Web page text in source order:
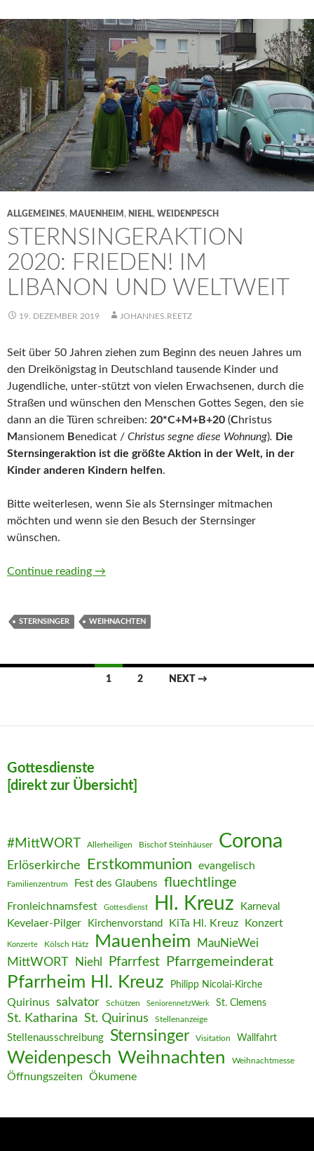
ALLGEMEINES, MAUENHEIM , NIEHL, WEIDENPESCH
STERNSINGERAKTION
2020: FRIEDEN! IM
LIBANON UND WELTWEIT
19. DEZEMBER 2019 JOHANNES.REETZ
Seit über 50 Jahren ziehen zum Beginn des neuen Jahres um
den Dreikönigstag in Deutschland tausende Kinder und
Jugendliche, unter-stützt von vielen Erwachsenen, durch die
Straßen und wünschen den Menschen Gottes Segen, den sie
dann an die Türen schreiben: 20*C+M+B+20 (Christus
Mansionem Benedicat / Christus segne diese Wohnung). Die
Sternsingeraktion ist die größte Aktion in der Welt, in der
Kinder anderen Kindern helfen.
Bitte weiterlesen, wenn Sie als Sternsinger mitmachen
möchten und wenn sie den Besuch der Sternsinger
wünschen.
Continue reading Sternsingeraktion 2020: Frieden! Im
→
STERNSINGER WEIHNACHTEN
1 2 NEXT →
Gottesdienste
[direkt zur Übersicht]
#MittWORT Allerheiligen Bischof Steinhäuser Corona
Erlöserkirche Erstkommunion evangelisch
Familienzentrum Fest des Glaubens fluechtlinge
Fronleichnamsfest Gottesdienst Hl. Kreuz Karneval
Kevelaer-Pilger Kirchenvorstand KiTa Hl. Kreuz Konzert
Konzerte Kölsch Hätz Mauenheim MauNieWei
MittWORT Niehl Pfarrfest Pfarrgemeinderat
Pfarrheim Hl. Kreuz Philipp Nicolai-Kirche
Quirinus salvator Schützen SeniorennetzWerk St. Clemens
St. Katharina St. Quirinus Stellenanzeige
Stellenausschreibung Sternsinger Visitation Wallfahrt
Weidenpesch Weihnachten Weihnachtmesse
Öffnungszeiten Ökumene